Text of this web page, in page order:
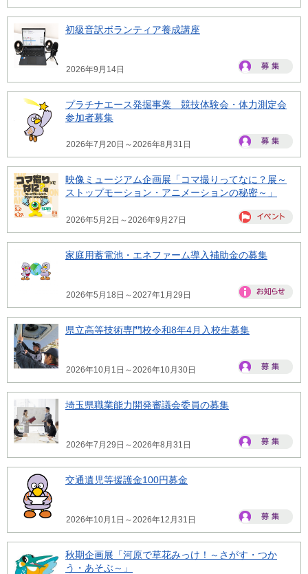
初級音訳ボランティア養成講座
2026年9月14日
プラチナエース発掘事業 競技体験会・体力測定会
参加者募集
2026年7月20日～2026年8月31日
映像ミュージアム企画展「コマ撮りってなに？展～
ストップモーション・アニメーションの秘密～」
2026年5月2日～2026年9月27日
家庭用蓄電池・エネファーム導入補助金の募集
2026年5月18日～2027年1月29日
県立高等技術専門校令和8年4月入校生募集
2026年10月1日～2026年10月30日
埼玉県職業能力開発審議会委員の募集
2026年7月29日～2026年8月31日
交通遺児等援護金100円募金
2026年10月1日～2026年12月31日
秋期企画展「河原で草花みっけ！～さがす・つか
う・あそぶ～」